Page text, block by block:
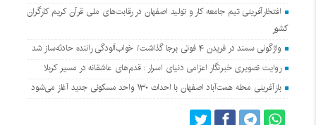
افتخارآفرینی تیم جامعه کار و تولید اصفهان در رقابت‌های ملی قرآن کریم کارگران
کشور
واژگونی سمند در فریدن ۴ فوتی برجا گذاشت/ خواب‌آلودگی راننده حادثه‌ساز شد
روایت تصویری خبرنگار اعزامی دنیای اسرار : قدم‌های عاشقانه در مسیر کربلا
بازآفرینی محله همت‌آباد اصفهان با احداث ۱۳۰ واحد مسکونی جدید آغاز می‌شود